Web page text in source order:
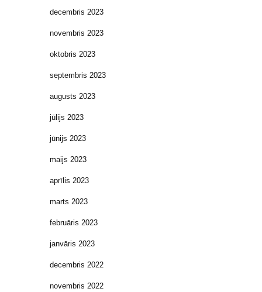
decembris 2023
novembris 2023
oktobris 2023
septembris 2023
augusts 2023
jūlijs 2023
jūnijs 2023
maijs 2023
aprīlis 2023
marts 2023
februāris 2023
janvāris 2023
decembris 2022
novembris 2022